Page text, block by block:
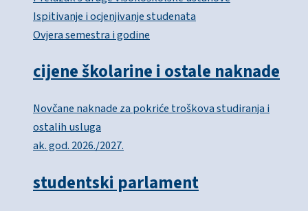
Ispitivanje i ocjenjivanje studenata
Ovjera semestra i godine
cijene školarine i ostale naknade
Novčane naknade za pokriće troškova studiranja i
ostalih usluga
ak. god. 2026./2027.
studentski parlament